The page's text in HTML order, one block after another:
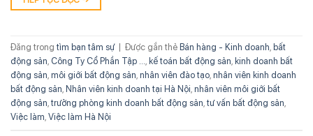
Đăng trong tìm bạn tâm sự Được gắn thẻ Bán hàng - Kinh doanh bất
động sản Công Ty Cổ Phần Tập ... kế toán bất động sản kinh doanh bất
động sản môi giới bất động sản nhân viên đào tạo nhân viên kinh doanh
bất động sản Nhân viên kinh doanh tại Hà Nội nhân viên môi giới bất
động sản trưởng phòng kinh doanh bất động sản tư vấn bất động sản
Việc làm Việc làm Hà Nội